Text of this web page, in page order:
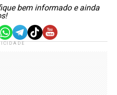
bem informado e ainda